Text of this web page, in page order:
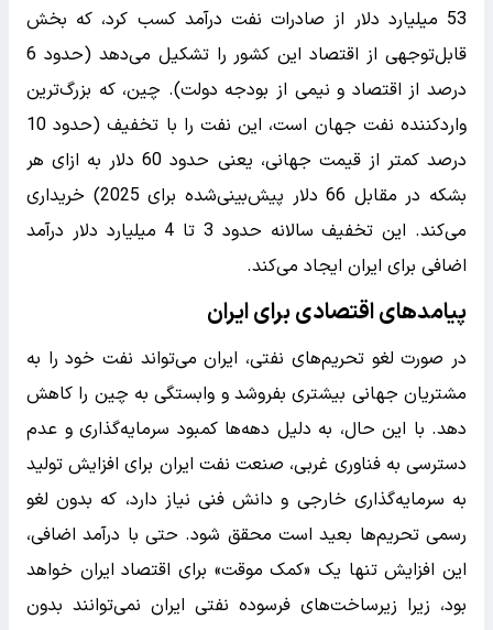
53 میلیارد دلار از صادرات نفت درآمد کسب کرد، که بخش
قابل‌توجهی از اقتصاد این کشور را تشکیل می‌دهد (حدود 6
درصد از اقتصاد و نیمی از بودجه دولت). چین، که بزرگ‌ترین
واردکننده نفت جهان است، این نفت را با تخفیف (حدود 10
درصد کمتر از قیمت جهانی، یعنی حدود 60 دلار به ازای هر
بشکه در مقابل 66 دلار پیش‌بینی‌شده برای 2025) خریداری
می‌کند. این تخفیف سالانه حدود 3 تا 4 میلیارد دلار درآمد
اضافی برای ایران ایجاد می‌کند.
پیامدهای اقتصادی برای ایران
در صورت لغو تحریم‌های نفتی، ایران می‌تواند نفت خود را به
مشتریان جهانی بیشتری بفروشد و وابستگی به چین را کاهش
دهد. با این حال، به دلیل دهه‌ها کمبود سرمایه‌گذاری و عدم
دسترسی به فناوری غربی، صنعت نفت ایران برای افزایش تولید
به سرمایه‌گذاری خارجی و دانش فنی نیاز دارد، که بدون لغو
رسمی تحریم‌ها بعید است محقق شود. حتی با درآمد اضافی،
این افزایش تنها یک «کمک موقت» برای اقتصاد ایران خواهد
بود، زیرا زیرساخت‌های فرسوده نفتی ایران نمی‌توانند بدون